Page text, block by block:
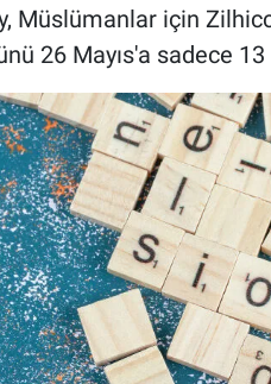
Müslümanlar için
26 Mayıs'a sadece 13